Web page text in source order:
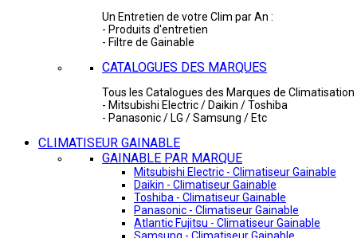
Un Entretien de votre Clim par An :
- Produits d'entretien
- Filtre de Gainable
CATALOGUES DES MARQUES
Tous les Catalogues des Marques de Climatisation
- Mitsubishi Electric / Daikin / Toshiba
- Panasonic / LG / Samsung / Etc
CLIMATISEUR GAINABLE
GAINABLE PAR MARQUE
Mitsubishi Electric - Climatiseur Gainable
Daikin - Climatiseur Gainable
Toshiba - Climatiseur Gainable
Panasonic - Climatiseur Gainable
Atlantic Fujitsu - Climatiseur Gainable